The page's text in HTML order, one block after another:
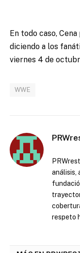
En todo caso,
diciendo a los
viernes 4 de
WWE
análisis,
respeto